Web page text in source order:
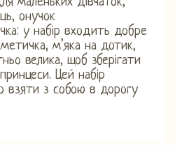
онучок
у набір входить добре
м’яка на дотик,
велика, щоб зберігати
Цей набір
взяти з собою в дорогу